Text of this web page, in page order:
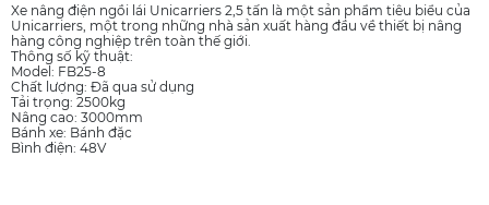
Xe nâng điện ngồi lái Unicarriers 2,5 tấn là một sản phẩm tiêu biểu của
Unicarriers, một trong những nhà sản xuất hàng đầu về thiết bị nâng
hàng công nghiệp trên toàn thế giới.
Thông số kỹ thuật:
Model: FB25-8
Chất lượng: Đã qua sử dụng
Tải trọng: 2500kg
Nâng cao: 3000mm
Bánh xe: Bánh đặc
Bình điện: 48V